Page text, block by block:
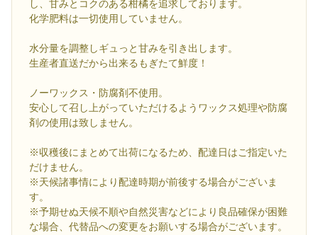
し、甘みとコクのある柑橘を追求しております。
化学肥料は一切使用していません。
水分量を調整しギュっと甘みを引き出します。
生産者直送だから出来るもぎたて鮮度！
ノーワックス・防腐剤不使用。
安心して召し上がっていただけるようワックス処理や防腐
剤の使用は致しません。
※収穫後にまとめて出荷になるため、配達日はご指定いた
だけません。
※天候諸事情により配達時期が前後する場合がございま
す。
※予期せぬ天候不順や自然災害などにより良品確保が困難
な場合、代替品への変更をお願いする場合がございます。